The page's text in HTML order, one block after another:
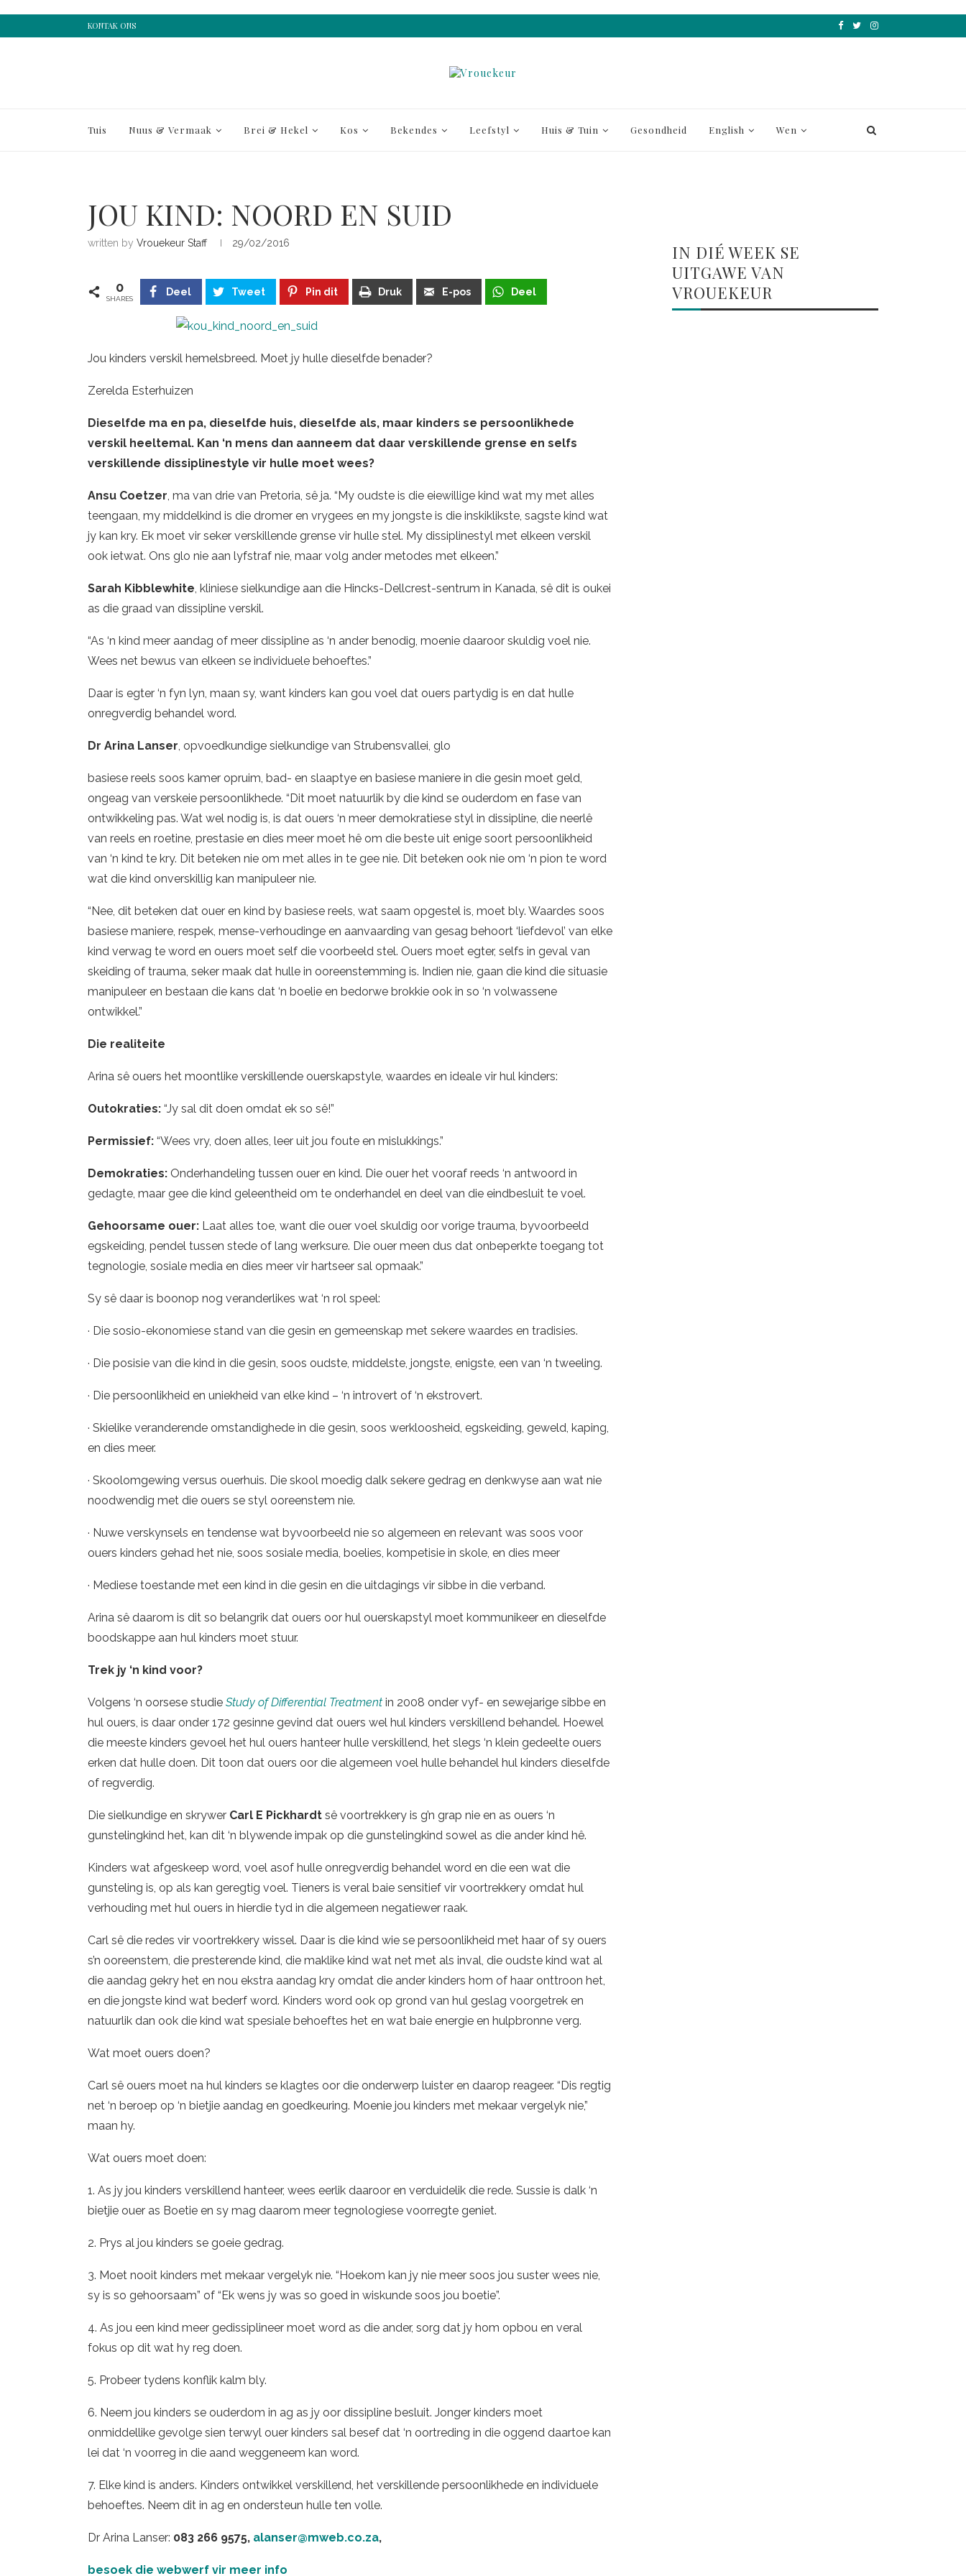
KONTAK ONS
Tuis Nuus & Vermaak Brei & Hekel Kos Bekendes Leefstyl Huis & Tuin Gesondheid English Wen
JOU KIND: NOORD EN SUID
written by Vrouekeur Staff 29/02/2016
0
SHARES
Deel Tweet Pin dit Druk E-pos Deel
Jou kinders verskil hemelsbreed. Moet jy hulle dieselfde benader?
Zerelda Esterhuizen
Dieselfde ma en pa, dieselfde huis, dieselfde als, maar kinders se persoonlikhede
verskil heeltemal. Kan ‘n mens dan aanneem dat daar verskillende grense en selfs
verskillende dissiplinestyle vir hulle moet wees?
Ansu Coetzer, ma van drie van Pretoria, sê ja. “My oudste is die eiewillige kind wat my met alles
teengaan, my middelkind is die dromer en vrygees en my jongste is die inskiklikste, sagste kind wat
jy kan kry. Ek moet vir seker verskillende grense vir hulle stel. My dissiplinestyl met elkeen verskil
ook ietwat. Ons glo nie aan lyfstraf nie, maar volg ander metodes met elkeen.”
Sarah Kibblewhite, kliniese sielkundige aan die Hincks-Dellcrest-sentrum in Kanada, sê dit is oukei
as die graad van dissipline verskil.
“As ‘n kind meer aandag of meer dissipline as ‘n ander benodig, moenie daaroor skuldig voel nie.
Wees net bewus van elkeen se individuele behoeftes.”
Daar is egter ‘n fyn lyn, maan sy, want kinders kan gou voel dat ouers partydig is en dat hulle
onregverdig behandel word.
Dr Arina Lanser, opvoedkundige sielkundige van Strubensvallei, glo
basiese reels soos kamer opruim, bad- en slaaptye en basiese maniere in die gesin moet geld,
ongeag van verskeie persoonlikhede. “Dit moet natuurlik by die kind se ouderdom en fase van
ontwikkeling pas. Wat wel nodig is, is dat ouers ‘n meer demokratiese styl in dissipline, die neerlê
van reels en roetine, prestasie en dies meer moet hê om die beste uit enige soort persoonlikheid
van ‘n kind te kry. Dit beteken nie om met alles in te gee nie. Dit beteken ook nie om ‘n pion te word
wat die kind onverskillig kan manipuleer nie.
“Nee, dit beteken dat ouer en kind by basiese reels, wat saam opgestel is, moet bly. Waardes soos
basiese maniere, respek, mense-verhoudinge en aanvaarding van gesag behoort ‘liefdevol’ van elke
kind verwag te word en ouers moet self die voorbeeld stel. Ouers moet egter, selfs in geval van
skeiding of trauma, seker maak dat hulle in ooreenstemming is. Indien nie, gaan die kind die situasie
manipuleer en bestaan die kans dat ‘n boelie en bedorwe brokkie ook in so ‘n volwassene
ontwikkel.”
Die realiteite
Arina sê ouers het moontlike verskillende ouerskapstyle, waardes en ideale vir hul kinders:
Outokraties: “Jy sal dit doen omdat ek so sê!”
Permissief: “Wees vry, doen alles, leer uit jou foute en mislukkings.”
Demokraties: Onderhandeling tussen ouer en kind. Die ouer het vooraf reeds ‘n antwoord in
gedagte, maar gee die kind geleentheid om te onderhandel en deel van die eindbesluit te voel.
Gehoorsame ouer: Laat alles toe, want die ouer voel skuldig oor vorige trauma, byvoorbeeld
egskeiding, pendel tussen stede of lang werksure. Die ouer meen dus dat onbeperkte toegang tot
tegnologie, sosiale media en dies meer vir hartseer sal opmaak.”
Sy sê daar is boonop nog veranderlikes wat ‘n rol speel:
· Die sosio-ekonomiese stand van die gesin en gemeenskap met sekere waardes en tradisies.
· Die posisie van die kind in die gesin, soos oudste, middelste, jongste, enigste, een van ‘n tweeling.
· Die persoonlikheid en uniekheid van elke kind – ‘n introvert of ‘n ekstrovert.
· Skielike veranderende omstandighede in die gesin, soos werkloosheid, egskeiding, geweld, kaping,
en dies meer.
· Skoolomgewing versus ouerhuis. Die skool moedig dalk sekere gedrag en denkwyse aan wat nie
noodwendig met die ouers se styl ooreenstem nie.
· Nuwe verskynsels en tendense wat byvoorbeeld nie so algemeen en relevant was soos voor
ouers kinders gehad het nie, soos sosiale media, boelies, kompetisie in skole, en dies meer
· Mediese toestande met een kind in die gesin en die uitdagings vir sibbe in die verband.
Arina sê daarom is dit so belangrik dat ouers oor hul ouerskapstyl moet kommunikeer en dieselfde
boodskappe aan hul kinders moet stuur.
Trek jy ‘n kind voor?
Volgens ‘n oorsese studie Study of Differential Treatment in 2008 onder vyf- en sewejarige sibbe en
hul ouers, is daar onder 172 gesinne gevind dat ouers wel hul kinders verskillend behandel. Hoewel
die meeste kinders gevoel het hul ouers hanteer hulle verskillend, het slegs ‘n klein gedeelte ouers
erken dat hulle doen. Dit toon dat ouers oor die algemeen voel hulle behandel hul kinders dieselfde
of regverdig.
Die sielkundige en skrywer Carl E Pickhardt sê voortrekkery is g’n grap nie en as ouers ‘n
gunstelingkind het, kan dit ‘n blywende impak op die gunstelingkind sowel as die ander kind hê.
Kinders wat afgeskeep word, voel asof hulle onregverdig behandel word en die een wat die
gunsteling is, op als kan geregtig voel. Tieners is veral baie sensitief vir voortrekkery omdat hul
verhouding met hul ouers in hierdie tyd in die algemeen negatiewer raak.
Carl sê die redes vir voortrekkery wissel. Daar is die kind wie se persoonlikheid met haar of sy ouers
s’n ooreenstem, die presterende kind, die maklike kind wat net met als inval, die oudste kind wat al
die aandag gekry het en nou ekstra aandag kry omdat die ander kinders hom of haar onttroon het,
en die jongste kind wat bederf word. Kinders word ook op grond van hul geslag voorgetrek en
natuurlik dan ook die kind wat spesiale behoeftes het en wat baie energie en hulpbronne verg.
Wat moet ouers doen?
Carl sê ouers moet na hul kinders se klagtes oor die onderwerp luister en daarop reageer. “Dis regtig
net ‘n beroep op ‘n bietjie aandag en goedkeuring. Moenie jou kinders met mekaar vergelyk nie,”
maan hy.
Wat ouers moet doen:
1. As jy jou kinders verskillend hanteer, wees eerlik daaroor en verduidelik die rede. Sussie is dalk ‘n
bietjie ouer as Boetie en sy mag daarom meer tegnologiese voorregte geniet.
2. Prys al jou kinders se goeie gedrag.
3. Moet nooit kinders met mekaar vergelyk nie. “Hoekom kan jy nie meer soos jou suster wees nie,
sy is so gehoorsaam” of “Ek wens jy was so goed in wiskunde soos jou boetie”.
4. As jou een kind meer gedissiplineer moet word as die ander, sorg dat jy hom opbou en veral
fokus op dit wat hy reg doen.
5. Probeer tydens konflik kalm bly.
6. Neem jou kinders se ouderdom in ag as jy oor dissipline besluit. Jonger kinders moet
onmiddellike gevolge sien terwyl ouer kinders sal besef dat ‘n oortreding in die oggend daartoe kan
lei dat ‘n voorreg in die aand weggeneem kan word.
7. Elke kind is anders. Kinders ontwikkel verskillend, het verskillende persoonlikhede en individuele
behoeftes. Neem dit in ag en ondersteun hulle ten volle.
Dr Arina Lanser: 083 266 9575, alanser@mweb.co.za,
besoek die webwerf vir meer info
IN DIÉ WEEK SE
UITGAWE VAN
VROUEKEUR